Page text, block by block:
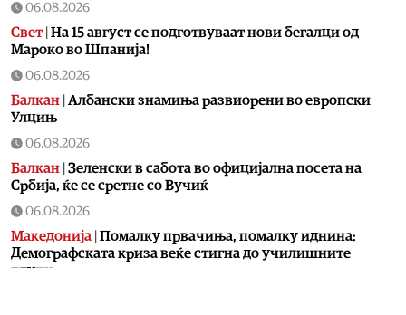
06.08.2026
Свет| На 15 август се подготвуваат нови бегалци од
Мароко во Шпанија!
06.08.2026
Балкан Албански знамиња развиорени во европски
Улцињ
06.08.2026
Балкан Зеленски в сабота во официјална посета на
Србија, ќе се сретне со Вучиќ
06.08.2026
Македонија Помалку првачиња, помалку иднина:
Демографската криза веќе стигна до училишните
клупи